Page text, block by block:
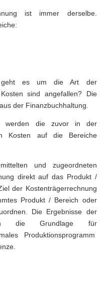
ist immer derselbe.
geht es um die Art der
sind angefallen? Die
der Finanzbuchhaltung.
werden die zuvor in der
Kosten auf die Bereiche
und zugeordneten
direkt auf das Produkt /
der Kostenträgerrechnung
Produkt / Bereich oder
Die Ergebnisse der
die Grundlage für
Produktionsprogramm